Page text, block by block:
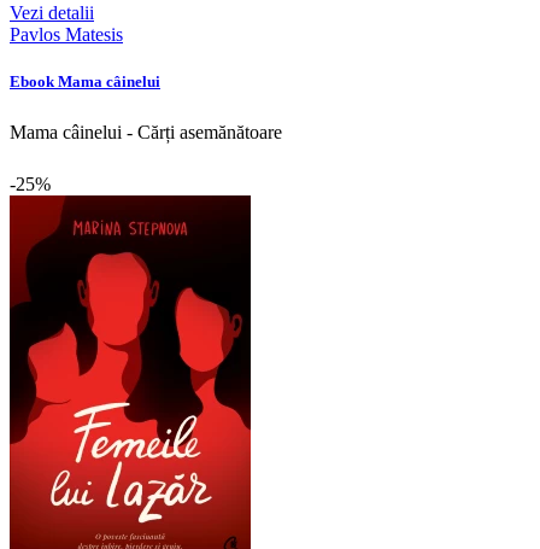
Vezi detalii
Pavlos Matesis
Ebook Mama câinelui
Mama câinelui - Cărți asemănătoare
-25%